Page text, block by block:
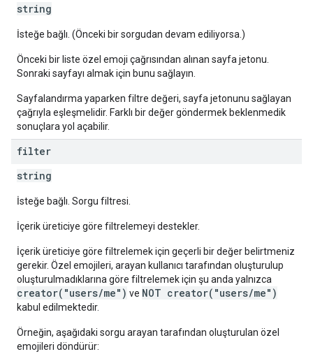
string
İsteğe bağlı. (Önceki bir sorgudan devam ediliyorsa.)
Önceki bir liste özel emoji çağrısından alınan sayfa jetonu.
Sonraki sayfayı almak için bunu sağlayın.
Sayfalandırma yaparken filtre değeri, sayfa jetonunu sağlayan
çağrıyla eşleşmelidir. Farklı bir değer göndermek beklenmedik
sonuçlara yol açabilir.
filter
string
İsteğe bağlı. Sorgu filtresi.
İçerik üreticiye göre filtrelemeyi destekler.
İçerik üreticiye göre filtrelemek için geçerli bir değer belirtmeniz
gerekir. Özel emojileri, arayan kullanıcı tarafından oluşturulup
oluşturulmadıklarına göre filtrelemek için şu anda yalnızca
creator("users/me") ve NOT creator("users/me")
kabul edilmektedir.
Örneğin, aşağıdaki sorgu arayan tarafından oluşturulan özel
emojileri döndürür: